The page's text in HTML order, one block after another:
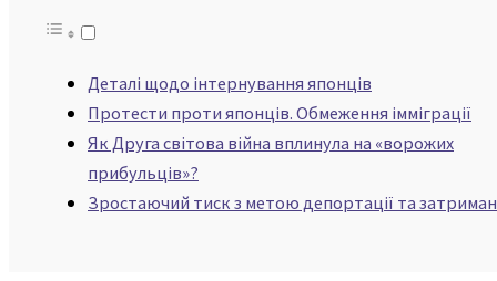
Деталі щодо інтернування японців
Протести проти японців. Обмеження імміграції
Як Друга світова війна вплинула на «ворожих
прибульців»?
Зростаючий тиск з метою депортації та